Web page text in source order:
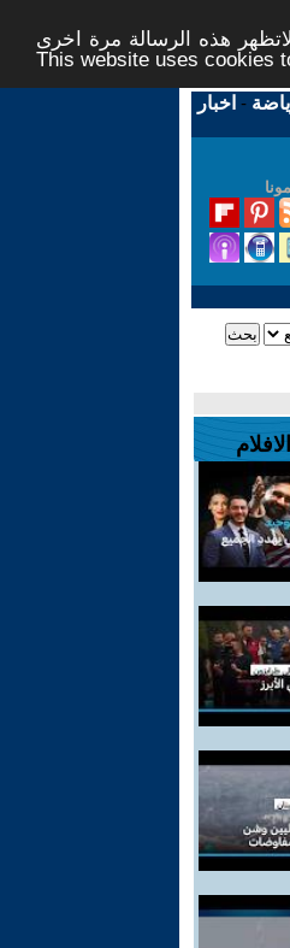
هذه الرسالة مرة اخرى -
This website uses cookies
- اخبار